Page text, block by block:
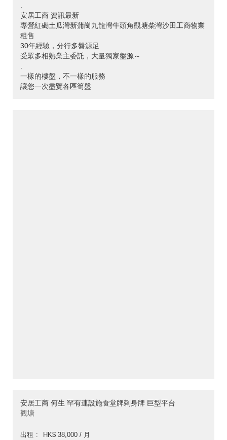
.
安居工商 資訊最新
專營紅磡土瓜灣新蒲崗九龍灣牛頭角觀塘柴灣沙田工商物業
租售
30年經驗，分行多盤源足
受眾多相熟業主委託，大量獨家盤源～
.
一樣的樓盤，不一樣的服務
讓您一次盡覽各區筍盤
安居工商 何生 罕有連設施食堂牌剌身牌 巨型平台
觀塘
出租
HK$ 38,000 / 月